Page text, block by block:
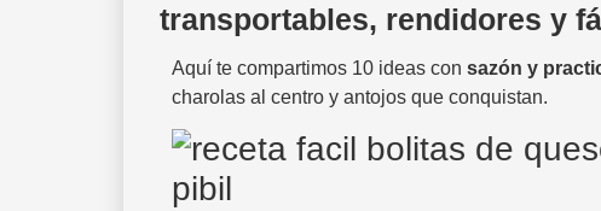
transportables, rendidores y
Aquí te compartimos 10 ideas con sazón y
charolas al centro y antojos que conquistan.